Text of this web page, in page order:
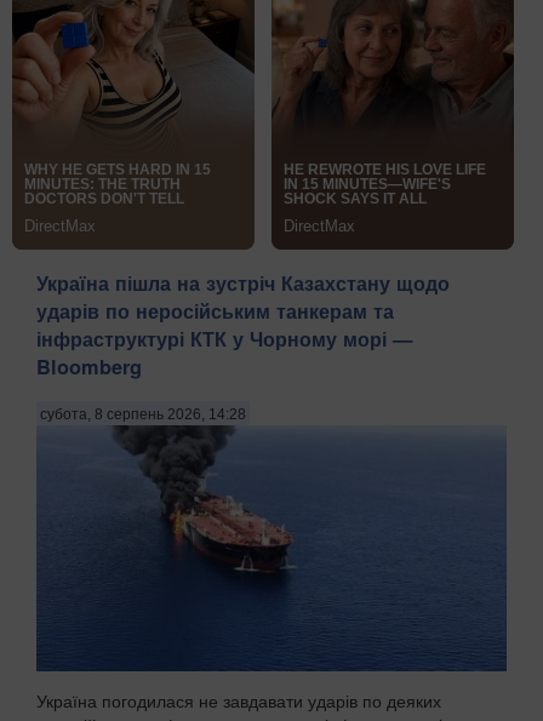
Україна пішла на зустріч Казахстану щодо
ударів по неросійським танкерам та
інфраструктурі КТК у Чорному морі —
Bloomberg
субота, 8 серпень 2026, 14:28
Україна погодилася не завдавати ударів по деяких